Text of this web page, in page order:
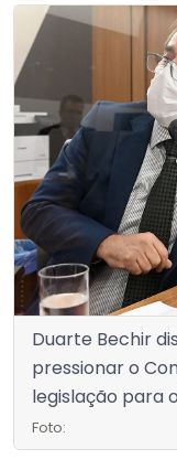
Duarte Bechir
pressionar o
legislação para
Foto: